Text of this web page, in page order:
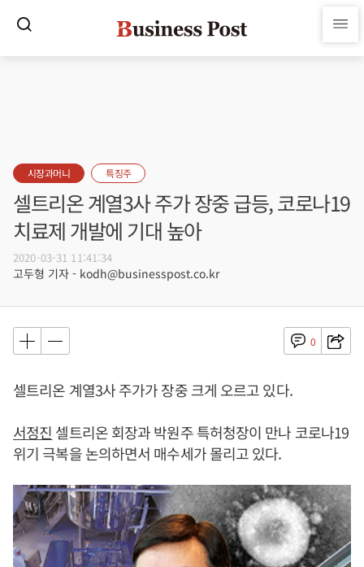
시장과머니 특징주
셀트리온 계열3사 주가 장중 급등, 코로나19
치료제 개발에 기대 높아
2020-03-31 11:41:34
고두형 기자 - kodh@businesspost.co.kr
0
셀트리온 계열3사 주가가 장중 크게 오르고 있다.
서정진 셀트리온 회장과 박원주 특허청장이 만나 코로나19
위기 극복을 논의하면서 매수세가 몰리고 있다.